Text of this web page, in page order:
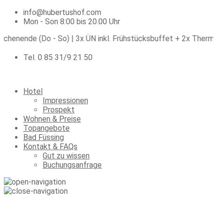
info@hubertushof.com
Mon - Son 8:00 bis 20.00 Uhr
(Do - So) | 3x ÜN inkl. Frühstücksbuffet + 2x
Tel. 0 85 31/9 21 50
Hotel
Impressionen
Prospekt
Wohnen & Preise
Topangebote
Bad Füssing
Kontakt & FAQs
Gut zu wissen
Buchungsanfrage